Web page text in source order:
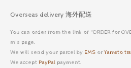
Overseas delivery 海外配送
You can order from the link of "ORDER for
m's page.
We will send your parcel by EMS orYamato
We accept PayPal payment.